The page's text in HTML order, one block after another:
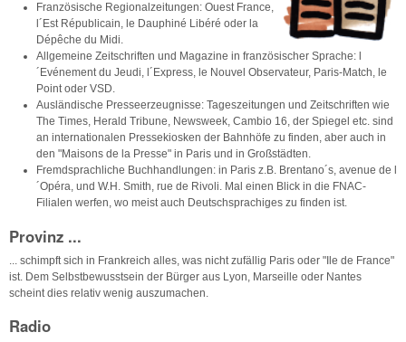
Französische Regionalzeitungen: Ouest France,
l´Est Républicain, le Dauphiné Libéré oder la
Dépêche du Midi.
Allgemeine Zeitschriften und Magazine in französischer Sprache: l
´Evénement du Jeudi, l´Express, le Nouvel Observateur, Paris-Match, le
Point oder VSD.
Ausländische Presseerzeugnisse: Tageszeitungen und Zeitschriften wie
The Times, Herald Tribune, Newsweek, Cambio 16, der Spiegel etc. sind
an internationalen Pressekiosken der Bahnhöfe zu finden, aber auch in
den "Maisons de la Presse" in Paris und in Großstädten.
Fremdsprachliche Buchhandlungen: in Paris z.B. Brentano´s, avenue de l
´Opéra, und W.H. Smith, rue de Rivoli. Mal einen Blick in die FNAC-
Filialen werfen, wo meist auch Deutschsprachiges zu finden ist.
Provinz ...
... schimpft sich in Frankreich alles, was nicht zufällig Paris oder "Ile de France"
ist. Dem Selbstbewusstsein der Bürger aus Lyon, Marseille oder Nantes
scheint dies relativ wenig auszumachen.
Radio